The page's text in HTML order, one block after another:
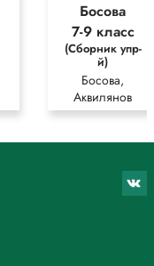
Босова
7-9 класс
(Сборник упр-
й)
Босова,
Аквилянов